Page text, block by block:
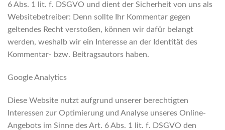
6 Abs. 1 lit. f. DSGVO und dient der Sicherheit von uns als
Websitebetreiber: Denn sollte Ihr Kommentar gegen
geltendes Recht verstoßen, können wir dafür belangt
werden, weshalb wir ein Interesse an der Identität des
Kommentar- bzw. Beitragsautors haben.
Google Analytics
Diese Website nutzt aufgrund unserer berechtigten
Interessen zur Optimierung und Analyse unseres Online-
Angebots im Sinne des Art. 6 Abs. 1 lit. f. DSGVO den